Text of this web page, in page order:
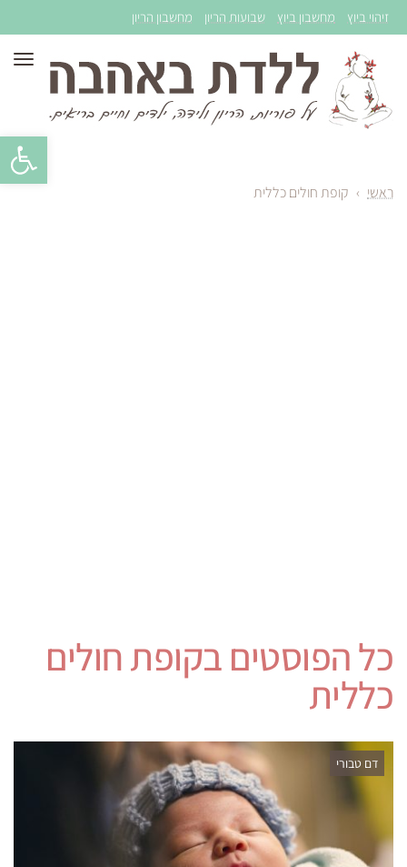
זיהוי ביוץ מחשבון ביוץ שבועות הריון מחשבון הריון
ראשי › קופת חולים כללית
כל הפוסטים בקופת חולים
כללית
דם טבורי
פתח